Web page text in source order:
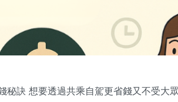
訣 想要透過共乘自駕更省錢又不受大